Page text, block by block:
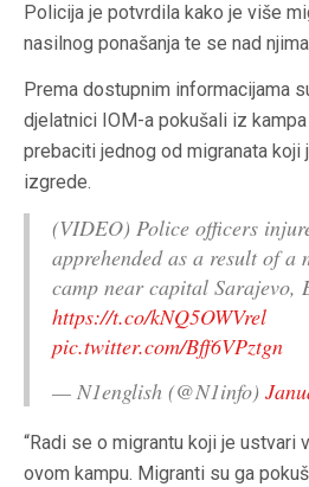
Policija je potvrdila kako je više
nasilnog ponašanja te se nad
Prema dostupnim informacijama
djelatnici IOM-a pokušali iz
prebaciti jednog od migranata koji
izgrede.
(VIDEO) Police officers
apprehended as a result of a
camp near capital Sarajevo,
https://t.co/kNQ5OWVrel
pic.twitter.com/Bff6VPztgn
— N1english (@N1info)
“Radi se o migrantu koji je ustvari
ovom kampu. Migranti su ga